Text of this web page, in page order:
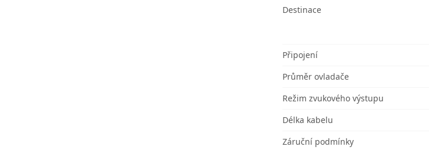
Destinace
Připojení
Průměr ovladače
Režim zvukového výstupu
Délka kabelu
Záruční podmínky